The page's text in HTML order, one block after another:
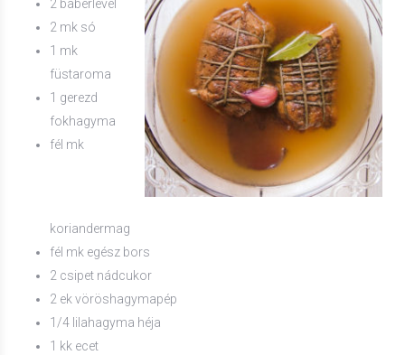
2 babérlevél
2 mk só
1 mk
füstaroma
1 gerezd
fokhagyma
fél mk
koriandermag
fél mk egész bors
2 csipet nádcukor
2 ek vöröshagymapép
1/4 lilahagyma héja
1 kk ecet